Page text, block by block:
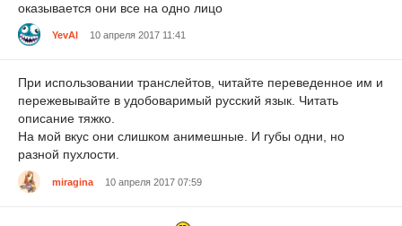
оказывается они все на одно лицо
YevAl 10 апреля 2017 11:41
При использовании транслейтов, читайте переведенное им и
пережевывайте в удобоваримый русский язык. Читать
описание тяжко.
На мой вкус они слишком анимешные. И губы одни, но
разной пухлости.
miragina 10 апреля 2017 07:59